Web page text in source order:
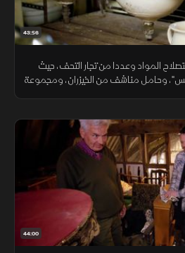
43:56
المواد وعددا من تجار التحف، حيث
وحامل مناشف من الخيزران، ومجموعة
44:00